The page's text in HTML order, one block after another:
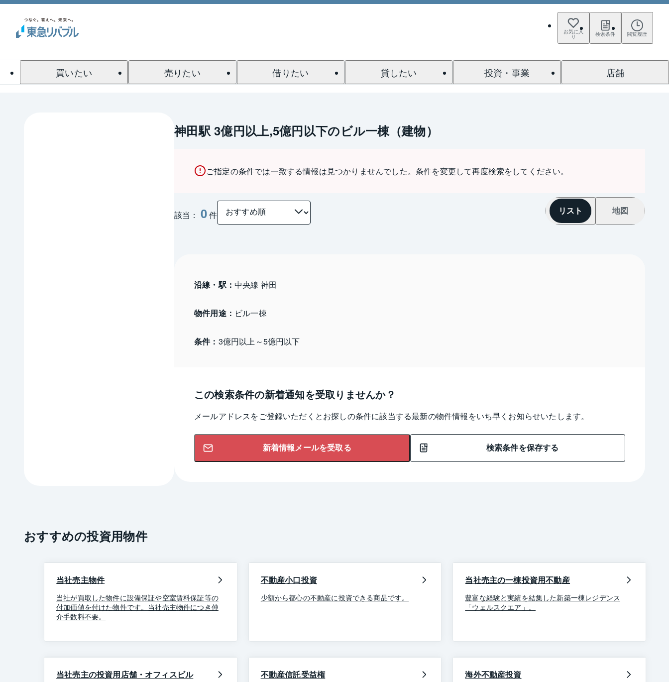
お気に入
り 検索条件 閲覧履歴
買いたい 売りたい 借りたい 貸したい 投資・事業 店舗
神田駅 3億円以上,5億円以下のビル一棟（建物）
ご指定の条件では一致する情報は見つかりませんでした。条件を変更して再度検索をしてください。
該当： 0件 リスト 地図
沿線・駅： 中央線 神田
物件用途： ビル一棟
条件： 3億円以上～5億円以下
この検索条件の新着通知を受取りませんか？
メールアドレスをご登録いただくとお探しの条件に該当する最新の物件情報をいち早くお知らせいたします。
新着情報メールを受取る 検索条件を保存する
おすすめの投資用物件
当社売主物件
当社が買取した物件に設備保証や空室賃料保証等の
付加価値を付けた物件です。当社売主物件につき仲
介手数料不要。
不動産小口投資
少額から都心の不動産に投資できる商品です。
当社売主の一棟投資用不動産
豊富な経験と実績を結集した新築一棟レジデンス
「ウェルスクエア」。
当社売主の投資用店舗・オフィスビル 不動産信託受益権 海外不動産投資